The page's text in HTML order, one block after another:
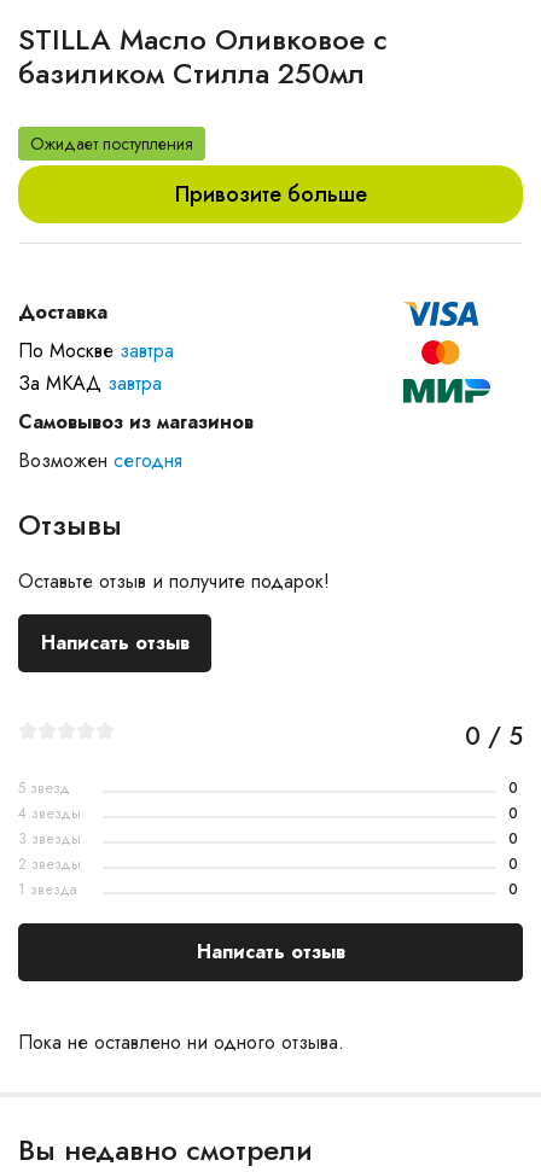
STILLA Масло Оливковое с
базиликом Стилла 250мл
Ожидает поступления
Привозите больше
Доставка
По Москве завтра
За МКАД завтра
Самовывоз из магазинов
Возможен сегодня
Отзывы
Оставьте отзыв и получите подарок!
Написать отзыв
Пока не оставлено ни одного отзыва.
0 / 5
5 звезд
0
4 звезды
0
3 звезды
0
2 звезды
0
1 звезда
0
Написать отзыв
Вы недавно смотрели